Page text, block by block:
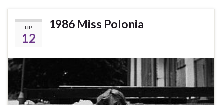
LIP
12
1986 Miss Polonia